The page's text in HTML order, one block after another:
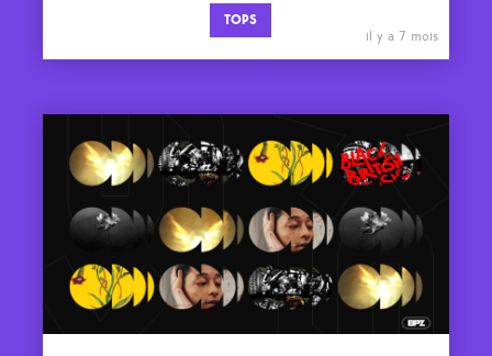
TOPS
il y a 7 mois